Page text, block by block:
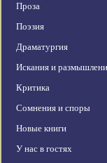
Проза
Поэзия
Драматургия
Искания и
Критика
Сомнения и споры
Новые книги
У нас в гостях